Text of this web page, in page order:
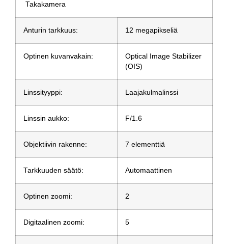
Takakamera
Anturin tarkkuus: 12 megapikseliä
Optinen kuvanvakain:
Optical Image Stabilizer
(OIS)
Linssityyppi: Laajakulmalinssi
Linssin aukko: F/1.6
Objektiivin rakenne: 7 elementtiä
Tarkkuuden säätö: Automaattinen
Optinen zoomi: 2
Digitaalinen zoomi: 5